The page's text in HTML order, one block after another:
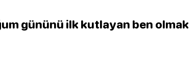
gününü ilk kutlayan ben olmak